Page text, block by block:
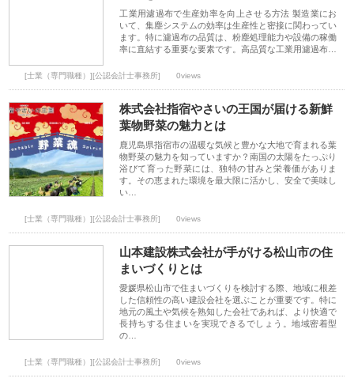
工業用濾過布で生産効率を向上させる方法 製造業にお
いて、集塵システムの効率は生産性と密接に関わってい
ます。特に濾過布の品質は、粉塵処理能力や設備の稼働
率に直結する重要な要素です。高品質な工業用濾過布…
[士業（専門職種）][公認会計士事務所] 0views
株式会社指宿やさいの王国が届ける新鮮
葉物野菜の魅力とは
鹿児島県指宿市の温暖な気候と豊かな大地で育まれる葉
物野菜の魅力を知っていますか？南国の太陽をたっぷり
浴びて育った野菜には、独特の甘みと栄養価がありま
す。その恵まれた環境を最大限に活かし、安全で美味し
い…
[士業（専門職種）][公認会計士事務所] 0views
山本建設株式会社が手がける松山市の住
まいづくりとは
愛媛県松山市で住まいづくりを検討する際、地域に根差
した信頼性の高い建設会社を選ぶことが重要です。特に
地元の風土や気候を熟知した会社であれば、より快適で
長持ちする住まいを実現できるでしょう。地域密着型
の…
[士業（専門職種）][公認会計士事務所] 0views